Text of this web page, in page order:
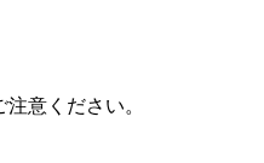
意ください。